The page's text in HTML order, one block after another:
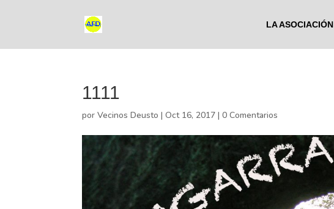
LA ASOCIACIÓN
1111
porVecinos Deusto |Oct 16, 2017 |0 Comentarios